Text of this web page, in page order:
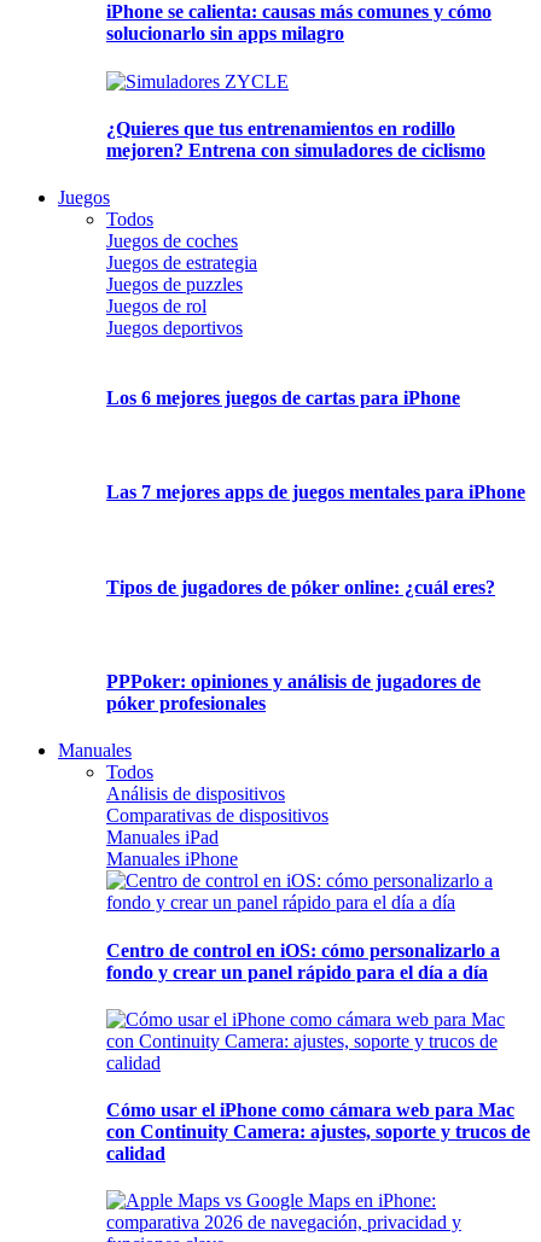
iPhone se calienta: causas más comunes y cómo
solucionarlo sin apps milagro
¿Quieres que tus entrenamientos en rodillo
mejoren? Entrena con simuladores de ciclismo
Juegos
Todos
Juegos de coches
Juegos de estrategia
Juegos de puzzles
Juegos de rol
Juegos deportivos
Los 6 mejores juegos de cartas para iPhone
Las 7 mejores apps de juegos mentales para iPhone
Tipos de jugadores de póker online: ¿cuál eres?
PPPoker: opiniones y análisis de jugadores de
póker profesionales
Manuales
Todos
Análisis de dispositivos
Comparativas de dispositivos
Manuales iPad
Manuales iPhone
Centro de control en iOS: cómo personalizarlo a
fondo y crear un panel rápido para el día a día
Cómo usar el iPhone como cámara web para Mac
con Continuity Camera: ajustes, soporte y trucos de
calidad